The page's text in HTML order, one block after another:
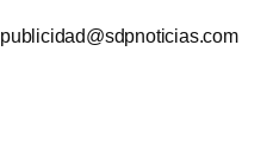
publicidad@sdpnoticias.com